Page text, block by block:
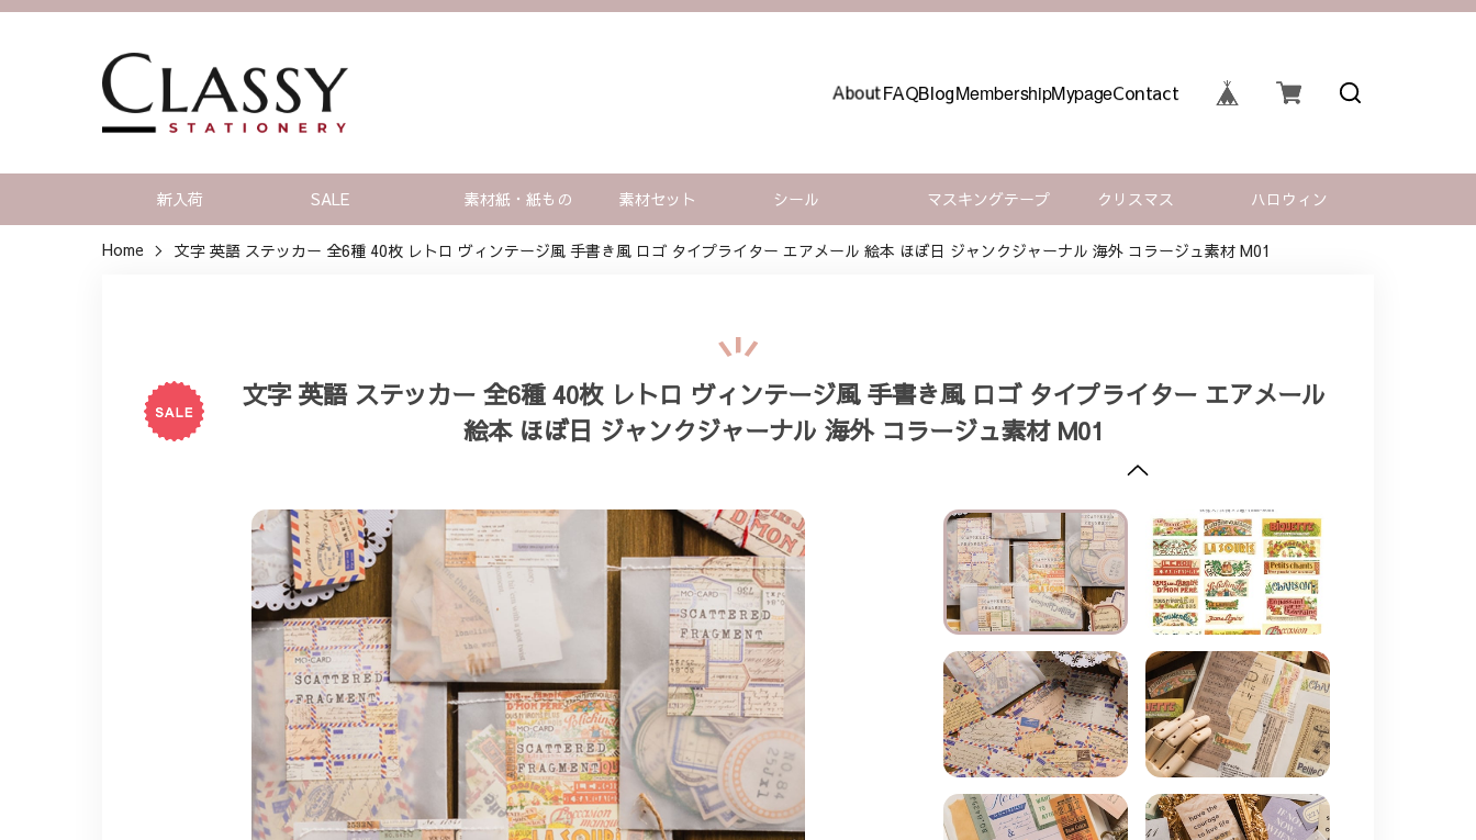
AboutFAQBlogMembershipMypageContact
新入荷 SALE 素材紙・紙もの 素材セット シール マスキングテープ クリスマス ハロウィン
Home 文字 英語 ステッカー 全6種 40枚 レトロ ヴィンテージ風 手書き風 ロゴ タイプライター エアメール 絵本 ほぼ日 ジャンクジャーナル 海外 コラージュ素材 M01
文字 英語 ステッカー 全6種 40枚 レトロ ヴィンテージ風 手書き風 ロゴ タイプライター エアメール
絵本 ほぼ日 ジャンクジャーナル 海外 コラージュ素材 M01